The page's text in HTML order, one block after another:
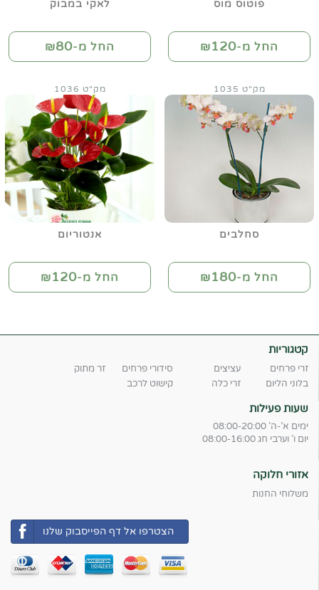
פוטוס מוס
החל מ-₪120
לאקי במבוק
החל מ-₪80
סחלבים
מק"ט 1035
החל מ-₪180
אנטוריום
מק"ט 1036
החל מ-₪120
קטגוריות
זרי פרחים עציצים סידורי פרחים
זר מתוק
בלוני הליום
זרי כלה קישוט לרכב
שעות פעילות
ימים א'-ה' 08:00-20:00
יום ו' וערבי חג 08:00-16:00
אזורי חלוקה
משלוחי החנות
הצטרפו אל דף הפייסבוק שלנו